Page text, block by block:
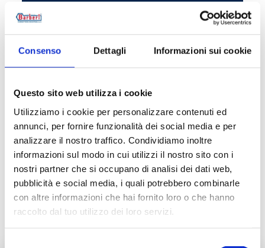
Consenso Dettagli Informazioni sui cookie
Questo sito web utilizza i cookie
Utilizziamo i cookie per personalizzare contenuti ed
annunci, per fornire funzionalità dei social media e per
analizzare il nostro traffico. Condividiamo inoltre
informazioni sul modo in cui utilizzi il nostro sito con i
nostri partner che si occupano di analisi dei dati web,
pubblicità e social media, i quali potrebbero combinarle
con altre informazioni che hai fornito loro o che hanno
raccolto dal tuo utilizzo dei loro servizi.
Misura
02CM2028AA1 G 3/4 M
02CM2018AA1
Descrizione
Documentazione